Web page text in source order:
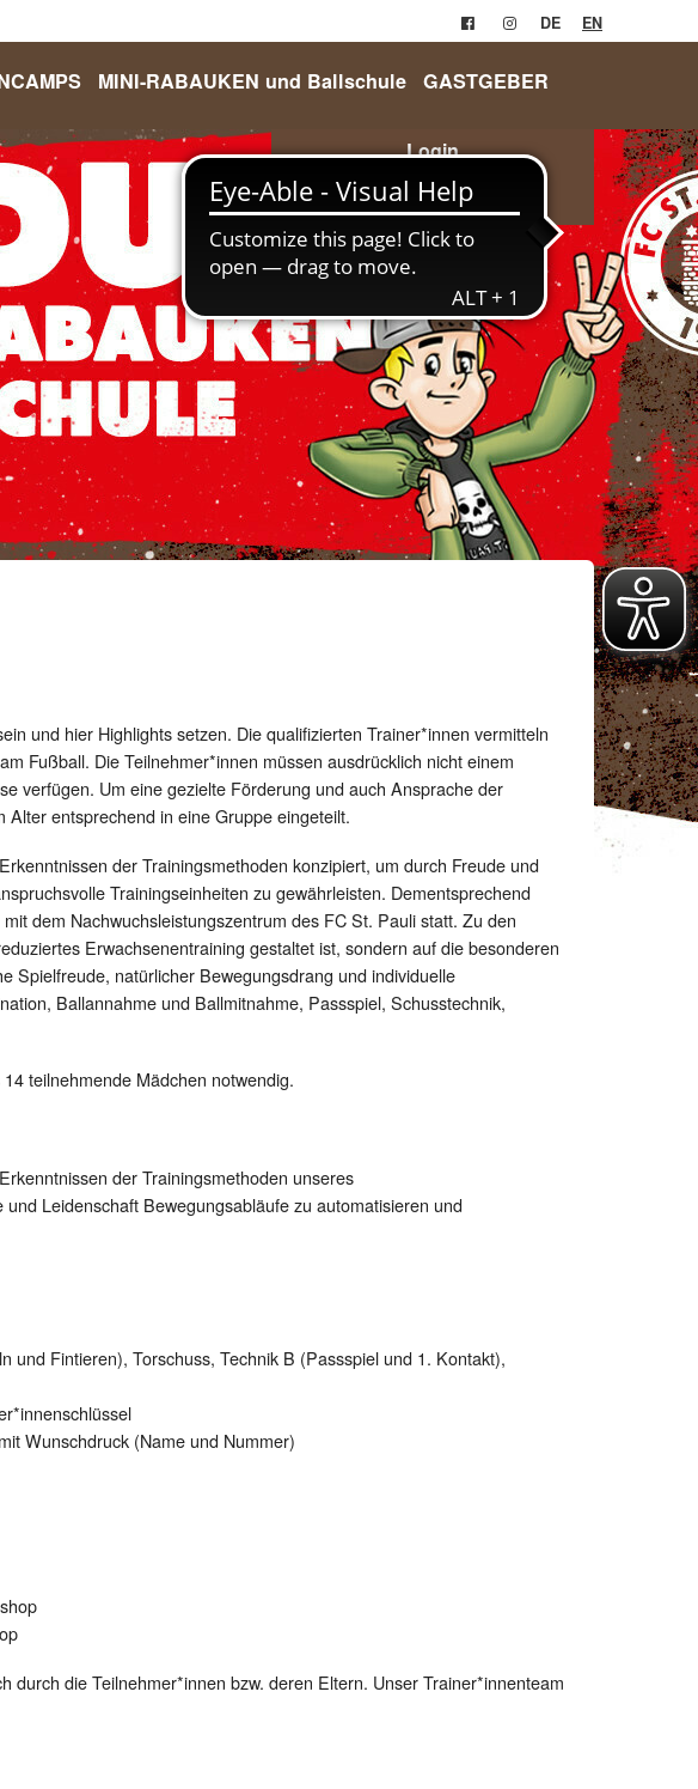
DE EN
MINI-RABAUKEN und Ballschule GASTGEBER
Login
Anmelden
und hier Highlights setzen. Die qualifizierten Trainer*innen vermitteln
Fußball. Die Teilnehmer*innen müssen ausdrücklich nicht einem
verfügen. Um eine gezielte Förderung und auch Ansprache der
entsprechend in eine Gruppe eingeteilt.
der Trainingsmethoden konzipiert, um durch Freude und
Trainingseinheiten zu gewährleisten. Dementsprechend
dem Nachwuchsleistungszentrum des FC St. Pauli statt. Zu den
Erwachsenentraining gestaltet ist, sondern auf die besonderen
Spielfreude, natürlicher Bewegungsdrang und individuelle
Ballannahme und Ballmitnahme, Passspiel, Schusstechnik,
teilnehmende Mädchen notwendig.
der Trainingsmethoden unseres
Leidenschaft Bewegungsabläufe zu automatisieren und
und Fintieren), Torschuss, Technik B (Passspiel und 1. Kontakt),
Wunschdruck (Name und Nummer)
durch die Teilnehmer*innen bzw. deren Eltern. Unser Trainer*innenteam